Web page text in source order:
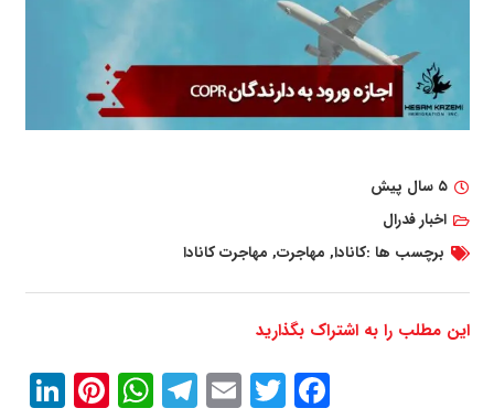
۵ سال پیش
اخبار فدرال
برچسب ها :کانادا, مهاجرت, مهاجرت کانادا
این مطلب را به اشتراک بگذارید
Facebook
Twitter
Email
Telegram